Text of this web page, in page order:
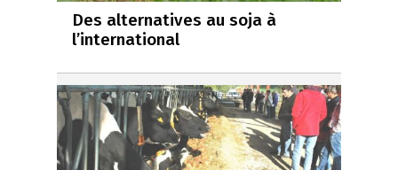
Des alternatives au soja à
l’international